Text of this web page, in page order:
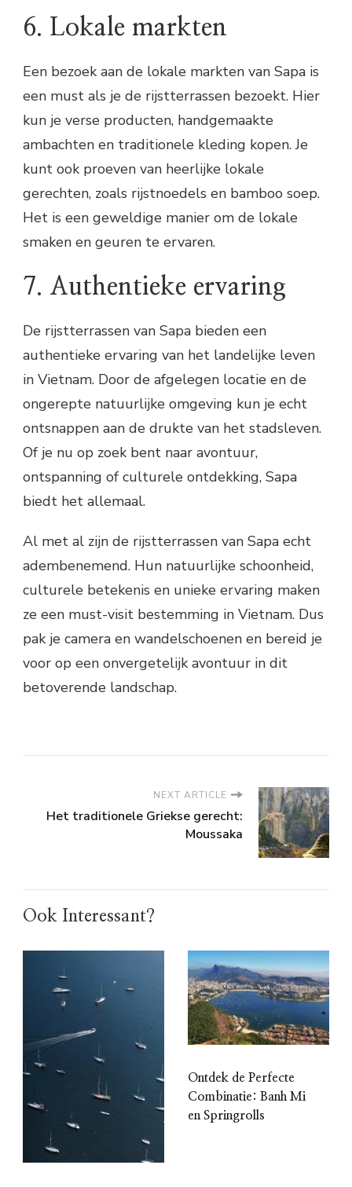
6. Lokale markten
Een bezoek aan de lokale markten van Sapa is
een must als je de rijstterrassen bezoekt. Hier
kun je verse producten, handgemaakte
ambachten en traditionele kleding kopen. Je
kunt ook proeven van heerlijke lokale
gerechten, zoals rijstnoedels en bamboo soep.
Het is een geweldige manier om de lokale
smaken en geuren te ervaren.
7. Authentieke ervaring
De rijstterrassen van Sapa bieden een
authentieke ervaring van het landelijke leven
in Vietnam. Door de afgelegen locatie en de
ongerepte natuurlijke omgeving kun je echt
ontsnappen aan de drukte van het stadsleven.
Of je nu op zoek bent naar avontuur,
ontspanning of culturele ontdekking, Sapa
biedt het allemaal.
Al met al zijn de rijstterrassen van Sapa echt
adembenemend. Hun natuurlijke schoonheid,
culturele betekenis en unieke ervaring maken
ze een must-visit bestemming in Vietnam. Dus
pak je camera en wandelschoenen en bereid je
voor op een onvergetelijk avontuur in dit
betoverende landschap.
NEXT ARTICLE
Het traditionele Griekse gerecht:
Moussaka
Ook Interessant?
Ontdek de Perfecte
Combinatie: Banh Mi
en Springrolls